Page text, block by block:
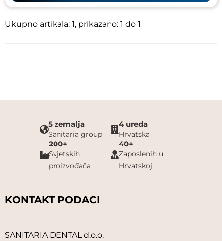
REDDISH STONE
SCHEU-DENTAL
SCHULKE & MAYR
SHOFU
Ukupno artikala: 1, prikazano: 1 do 1
5 zemalja
Sanitaria group
4 ureda
Hrvatska
200+
Svjetskih
proizvođača
40+
Zaposlenih u
Hrvatskoj
KONTAKT PODACI
SANITARIA DENTAL d.o.o.